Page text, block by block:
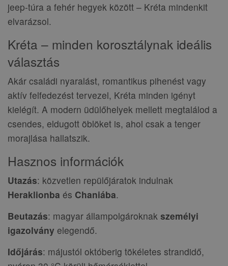
jeep-túra a fehér hegyek között – Kréta mindenkit
elvarázsol.
Kréta – minden korosztálynak ideális
választás
Akár családi nyaralást, romantikus pihenést vagy
aktív felfedezést tervezel, Kréta minden igényt
kielégít. A modern üdülőhelyek mellett megtalálod a
csendes, eldugott öblöket is, ahol csak a tenger
morajlása hallatszik.
Hasznos információk
Utazás: közvetlen repülőjáratok indulnak
Heraklionba és Chaniába.
Beutazás: magyar állampolgároknak személyi
igazolvány elegendő.
Időjárás: májustól októberig tökéletes strandidő,